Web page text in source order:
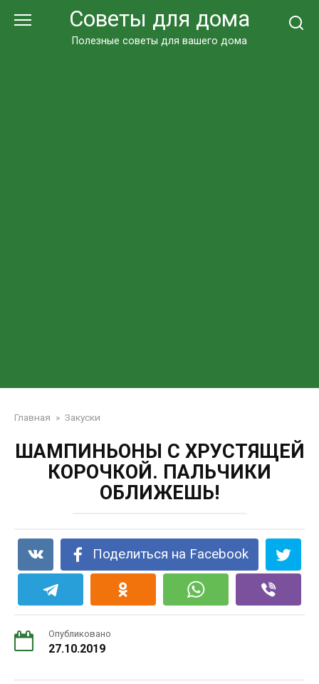
Советы для дома
Полезные советы для вашего дома
Главная » Закуски
ШАМПИНЬОНЫ С ХРУСТЯЩЕЙ
КОРОЧКОЙ. ПАЛЬЧИКИ
ОБЛИЖЕШЬ!
Поделиться на Facebook
Опубликовано
27.10.2019